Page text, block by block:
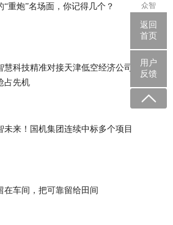
“重炮”名场面，你记得几个？
慧科技精准对接天津低空经济公司 农业低
占先机
未来！国机集团连续中标多个项目
在车间，把可靠留给田间
众智
返回
首页
用户
反馈